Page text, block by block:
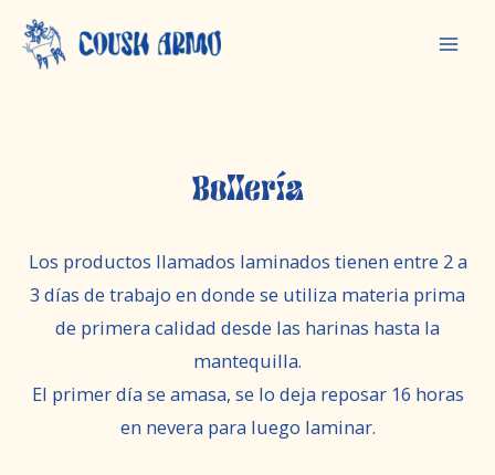
Bollería
Los productos llamados laminados tienen entre 2 a
3 días de trabajo en donde se utiliza materia prima
de primera calidad desde las harinas hasta la
mantequilla.
El primer día se amasa, se lo deja reposar 16 horas
en nevera para luego laminar.